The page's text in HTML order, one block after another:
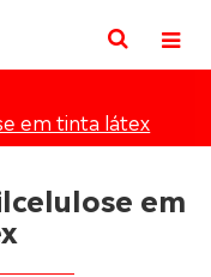
em tinta látex
em